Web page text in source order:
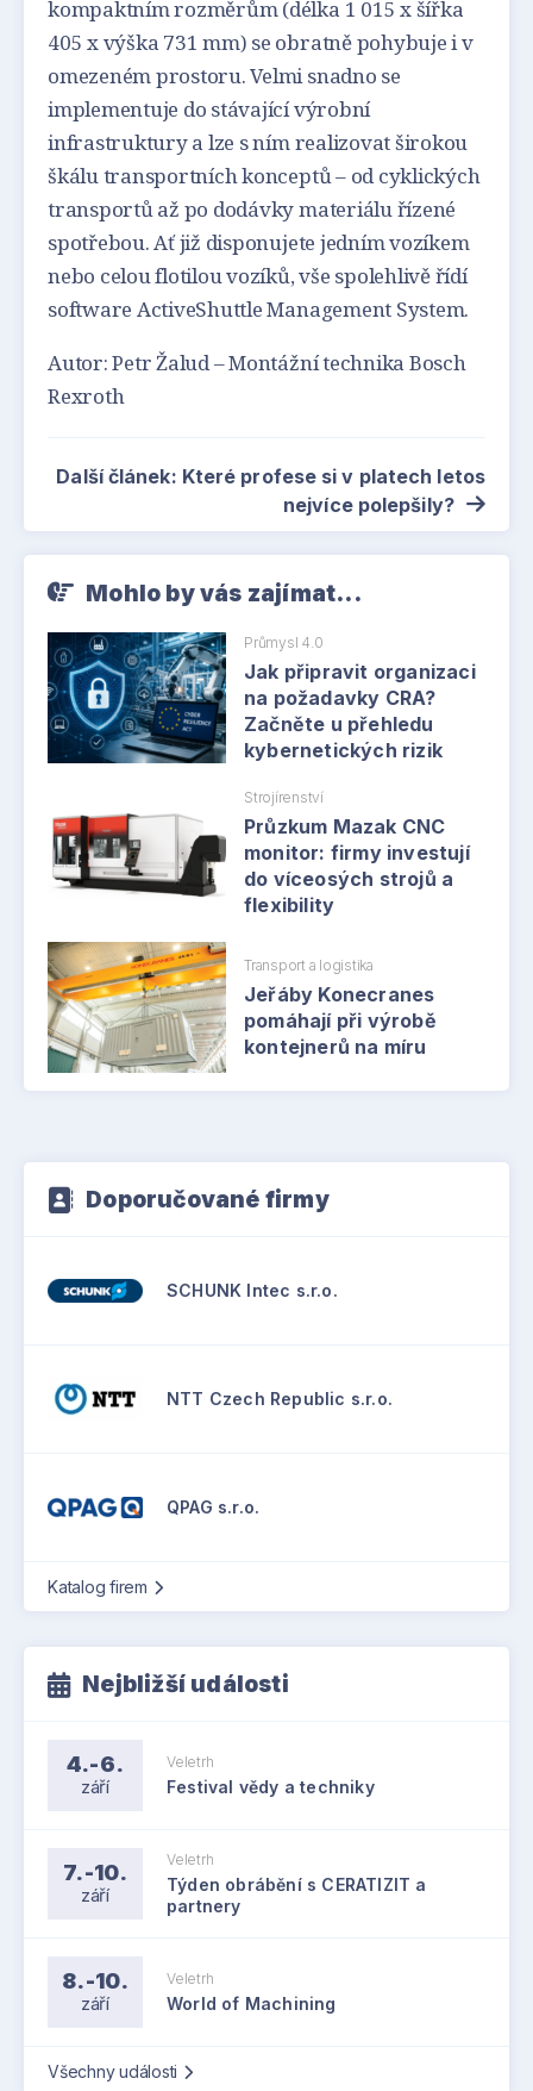
kompaktním rozměrům (délka 1 015 x šířka
405 x výška 731 mm) se obratně pohybuje i v
omezeném prostoru. Velmi snadno se
implementuje do stávající výrobní
infrastruktury a lze s ním realizovat širokou
škálu transportních konceptů – od cyklických
transportů až po dodávky materiálu řízené
spotřebou. Ať již disponujete jedním vozíkem
nebo celou flotilou vozíků, vše spolehlivě řídí
software ActiveShuttle Management System.
Autor: Petr Žalud – Montážní technika Bosch
Rexroth
Další článek: Které profese si v platech letos
nejvíce polepšily?
Mohlo by vás zajímat...
Průmysl 4.0
Jak připravit organizaci
na požadavky CRA?
Začněte u přehledu
kybernetických rizik
Strojírenství
Průzkum Mazak CNC
monitor: firmy investují
do víceosých strojů a
flexibility
Transport a logistika
Jeřáby Konecranes
pomáhají při výrobě
kontejnerů na míru
Doporučované firmy
SCHUNK Intec s.r.o.
NTT Czech Republic s.r.o.
QPAG s.r.o.
Katalog firem
Nejbližší události
4.-6.
září
Veletrh
Festival vědy a techniky
7.-10.
září
Veletrh
Týden obrábění s CERATIZIT a
partnery
8.-10.
září
Veletrh
World of Machining
Všechny události